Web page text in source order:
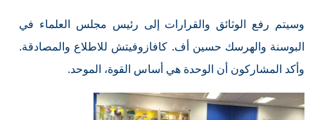
وسيتم رفع الوثائق والقرارات إلى رئيس مجلس العلماء في
البوسنة والهرسك حسين أف. كافازوفيتش للاطلاع والمصادقة.
وأكد المشاركون أن الوحدة هي أساس القوة، الموحد.